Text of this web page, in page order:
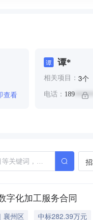
查看
谭 谭*
相关项目： 3个
电话： 189
字化加工服务合同
襄州区
中标282.39万元